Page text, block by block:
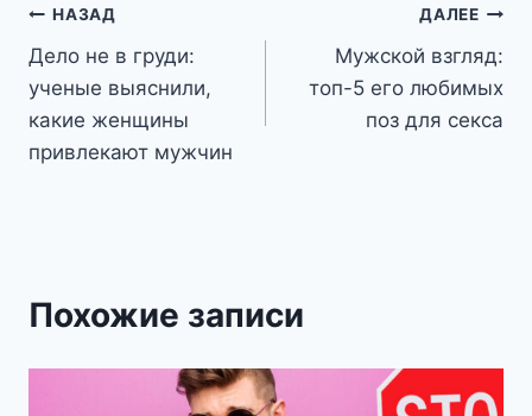
Навигация
по
записям
НАЗАД
Дело не в груди:
ученые выяснили,
какие женщины
привлекают мужчин
ДАЛЕЕ
Мужской взгляд:
топ-5 его любимых
поз для секса
Похожие записи